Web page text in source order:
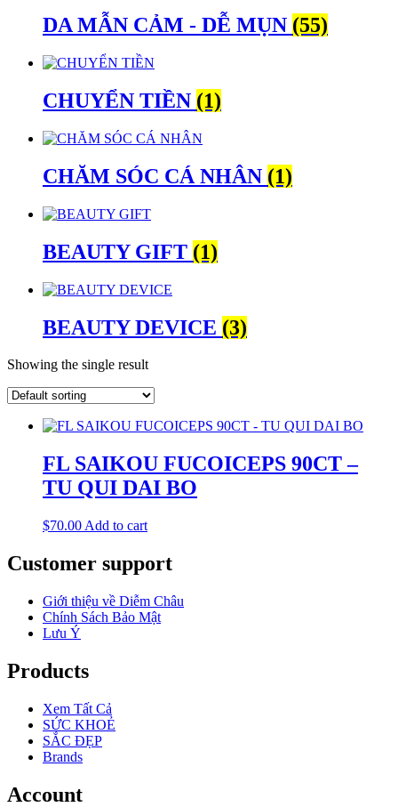
DA MẪN CẢM - DỄ MỤN (55)
CHUYỂN TIỀN (1)
CHĂM SÓC CÁ NHÂN (1)
BEAUTY GIFT (1)
BEAUTY DEVICE (3)
Showing the single result
FL SAIKOU FUCOICEPS 90CT –
TU QUI DAI BO
$70.00 Add to cart
Customer support
Giới thiệu về Diễm Châu
Chính Sách Bảo Mật
Lưu Ý
Products
Xem Tất Cả
SỨC KHOẺ
SẮC ĐẸP
Brands
Account